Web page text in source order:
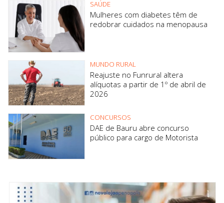
SAÚDE
Mulheres com diabetes têm de
redobrar cuidados na menopausa
MUNDO RURAL
Reajuste no Funrural altera
alíquotas a partir de 1º de abril de
2026
CONCURSOS
DAE de Bauru abre concurso
público para cargo de Motorista